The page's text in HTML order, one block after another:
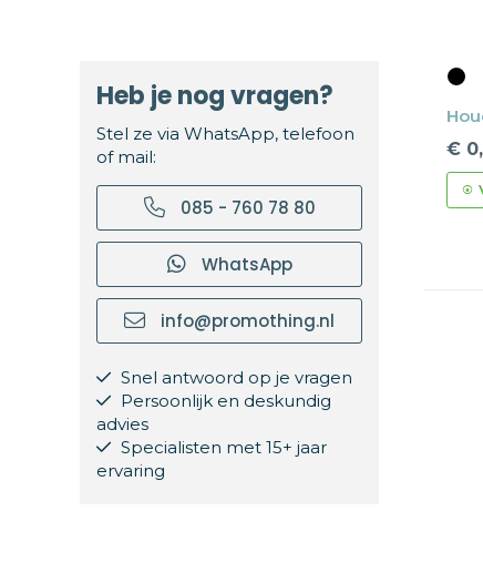
Heb je nog vragen?
Stel ze via WhatsApp, telefoon
of mail:
085 - 760 78 80
WhatsApp
info@promothing.nl
Snel antwoord op je vragen
Persoonlijk en deskundig
advies
Specialisten met 15+ jaar
ervaring
€